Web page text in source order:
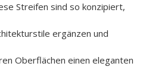
Streifen sind so konzipiert,
ergänzen und
Oberflächen einen eleganten